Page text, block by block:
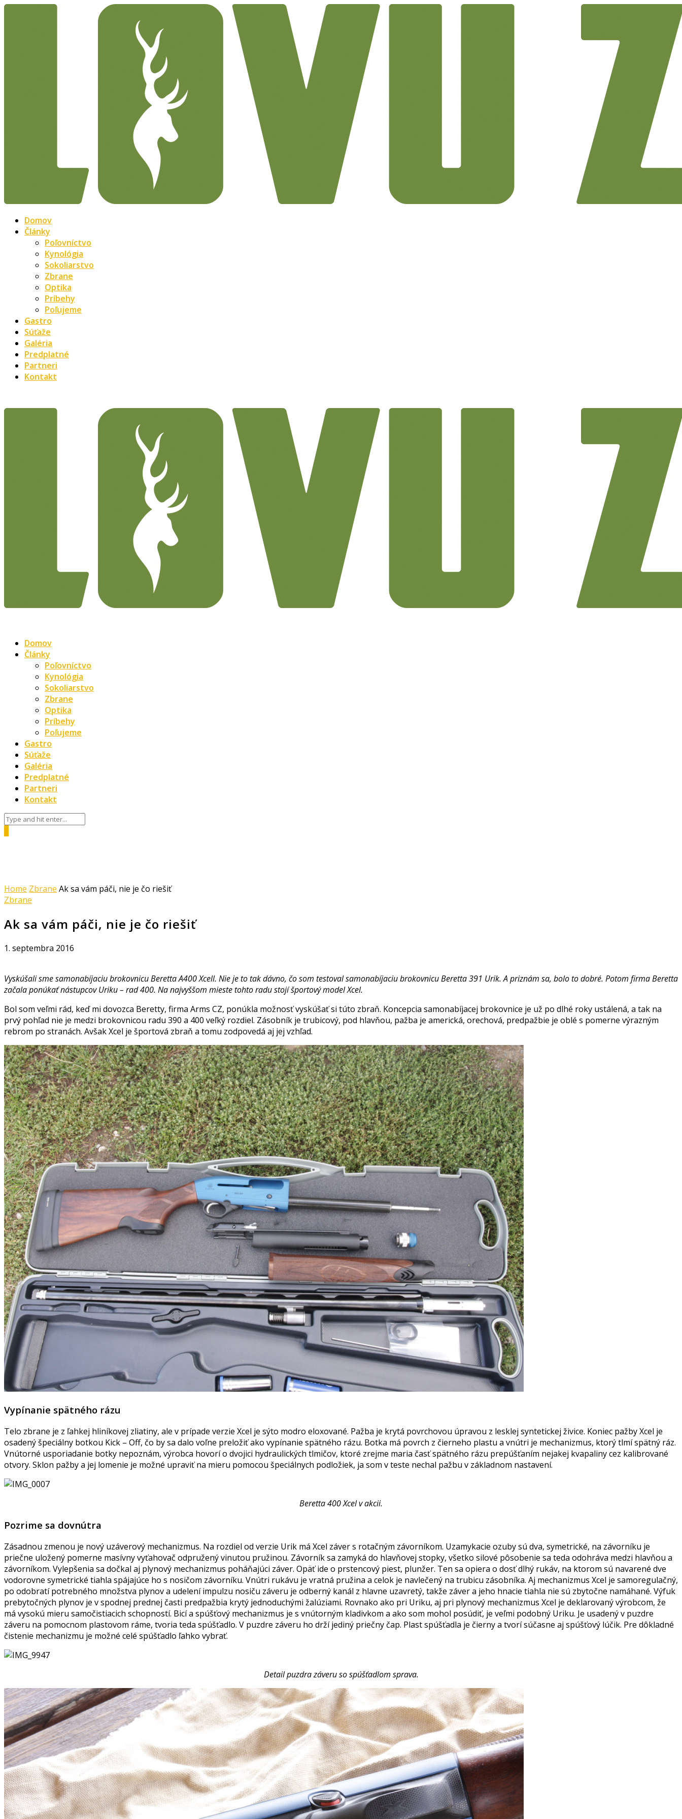
Domov
Články
Poľovníctvo
Kynológia
Sokoliarstvo
Zbrane
Optika
Príbehy
Poľujeme
Gastro
Súťaže
Galéria
Predplatné
Partneri
Kontakt
Domov
Články
Poľovníctvo
Kynológia
Sokoliarstvo
Zbrane
Optika
Príbehy
Poľujeme
Gastro
Súťaže
Galéria
Predplatné
Partneri
Kontakt
Home Zbrane Ak sa vám páči, nie je čo riešiť
Zbrane
Ak sa vám páči, nie je čo riešiť
1. septembra 2016
Vyskúšali sme samonabíjaciu brokovnicu Beretta A400 Xcell. Nie je to tak dávno, čo som testoval samonabíjaciu brokovnicu Beretta 391 Urik. A priznám sa, bolo to dobré. Potom firma Beretta
začala ponúkať nástupcov Uriku – rad 400. Na najvyššom mieste tohto radu stojí športový model Xcel.
Bol som veľmi rád, keď mi dovozca Beretty, firma Arms CZ, ponúkla možnosť vyskúšať si túto zbraň. Koncepcia samonabíjacej brokovnice je už po dlhé roky ustálená, a tak na
prvý pohľad nie je medzi brokovnicou radu 390 a 400 veľký rozdiel. Zásobník je trubicový, pod hlavňou, pažba je americká, orechová, predpažbie je oblé s pomerne výrazným
rebrom po stranách. Avšak Xcel je športová zbraň a tomu zodpovedá aj jej vzhľad.
Vypínanie spätného rázu
Telo zbrane je z ľahkej hliníkovej zliatiny, ale v prípade verzie Xcel je sýto modro eloxované. Pažba je krytá povrchovou úpravou z lesklej syntetickej živice. Koniec pažby Xcel je
osadený špeciálny botkou Kick – Off, čo by sa dalo voľne preložiť ako vypínanie spätného rázu. Botka má povrch z čierneho plastu a vnútri je mechanizmus, ktorý tlmí spätný ráz.
Vnútorné usporiadanie botky nepoznám, výrobca hovorí o dvojici hydraulických tlmičov, ktoré zrejme maria časť spätného rázu prepúšťaním nejakej kvapaliny cez kalibrované
otvory. Sklon pažby a jej lomenie je možné upraviť na mieru pomocou špeciálnych podložiek, ja som v teste nechal pažbu v základnom nastavení.
Beretta 400 Xcel v akcii.
Pozrime sa dovnútra
Zásadnou zmenou je nový uzáverový mechanizmus. Na rozdiel od verzie Urik má Xcel záver s rotačným závorníkom. Uzamykacie ozuby sú dva, symetrické, na závorníku je
priečne uložený pomerne masívny vyťahovač odpružený vinutou pružinou. Závorník sa zamyká do hlavňovej stopky, všetko silové pôsobenie sa teda odohráva medzi hlavňou a
závorníkom. Vylepšenia sa dočkal aj plynový mechanizmus poháňajúci záver. Opäť ide o prstencový piest, plunžer. Ten sa opiera o dosť dlhý rukáv, na ktorom sú navarené dve
vodorovne symetrické tiahla spájajúce ho s nosičom závorníku. Vnútri rukávu je vratná pružina a celok je navlečený na trubicu zásobníka. Aj mechanizmus Xcel je samoregulačný,
po odobratí potrebného množstva plynov a udelení impulzu nosiču záveru je odberný kanál z hlavne uzavretý, takže záver a jeho hnacie tiahla nie sú zbytočne namáhané. Výfuk
prebytočných plynov je v spodnej prednej časti predpažbia krytý jednoduchými žalúziami. Rovnako ako pri Uriku, aj pri plynový mechanizmus Xcel je deklarovaný výrobcom, že
má vysokú mieru samočistiacich schopností. Bicí a spúšťový mechanizmus je s vnútorným kladivkom a ako som mohol posúdiť, je veľmi podobný Uriku. Je usadený v puzdre
záveru na pomocnom plastovom ráme, tvoria teda spúšťadlo. V puzdre záveru ho drží jediný priečny čap. Plast spúšťadla je čierny a tvorí súčasne aj spúšťový lúčik. Pre dôkladné
čistenie mechanizmu je možné celé spúšťadlo ľahko vybrať.
Detail puzdra záveru so spúšťadlom sprava.